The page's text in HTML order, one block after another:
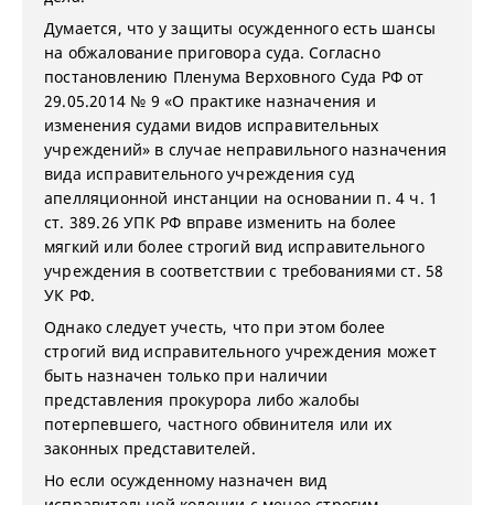
Думается, что у защиты осужденного есть шансы
на обжалование приговора суда. Согласно
постановлению Пленума Верховного Суда РФ от
29.05.2014 № 9 «О практике назначения и
изменения судами видов исправительных
учреждений» в случае неправильного назначения
вида исправительного учреждения суд
апелляционной инстанции на основании п. 4 ч. 1
ст. 389.26 УПК РФ вправе изменить на более
мягкий или более строгий вид исправительного
учреждения в соответствии с требованиями ст. 58
УК РФ.
Однако следует учесть, что при этом более
строгий вид исправительного учреждения может
быть назначен только при наличии
представления прокурора либо жалобы
потерпевшего, частного обвинителя или их
законных представителей.
Но если осужденному назначен вид